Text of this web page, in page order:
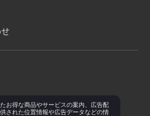
お得な商品やサービスの案内、広告配
された位置情報や広告データなどの情